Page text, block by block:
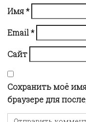
i
o
n
Имя*
Email*
Сайт
Сохранить моё
браузере для